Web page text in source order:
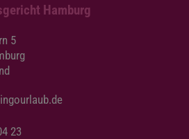
Hamburg
5
23